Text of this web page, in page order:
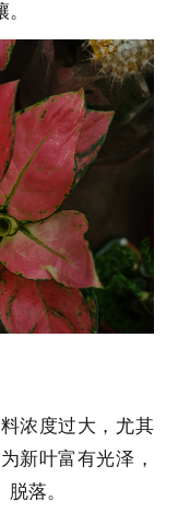
浓度过大，尤其
新叶富有光泽，
落。